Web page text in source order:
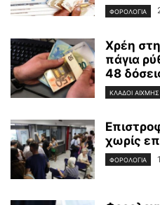
ΦΟΡΟΛΟΓΊΑ
Χρέη
πάγια
48
ΚΛΆΔΟΙ ΑΙΧΜΉΣ
χωρίς
ΦΟΡΟΛΟΓΊΑ